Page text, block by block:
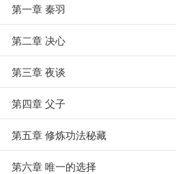
第一章 秦羽
第二章 决心
第三章 夜谈
第四章 父子
第五章 修炼功法秘藏
第六章 唯一的选择